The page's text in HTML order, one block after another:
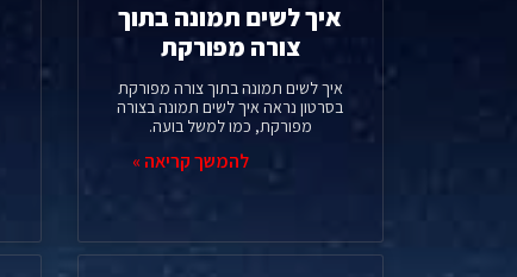
איך לשים תמונה בתוך
צורה מפורקת
איך לשים תמונה בתוך צורה מפורקת
בסרטון נראה איך לשים תמונה בצורה
מפורקת, כמו למשל בועה.
להמשך קריאה »